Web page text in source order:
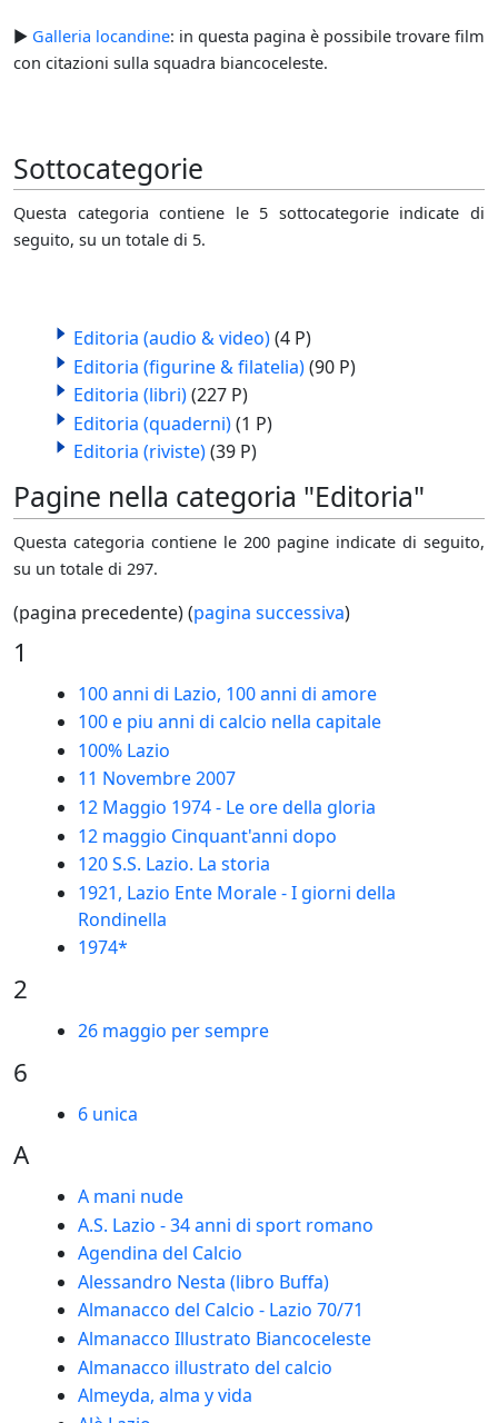
► Galleria locandine: in questa pagina è possibile trovare film
con citazioni sulla squadra biancoceleste.
Sottocategorie
Questa categoria contiene le 5 sottocategorie indicate di
seguito, su un totale di 5.
Editoria (audio & video)(4 P)
Editoria (figurine & filatelia)(90 P)
Editoria (libri)(227 P)
Editoria (quaderni)(1 P)
Editoria (riviste)(39 P)
Pagine nella categoria "Editoria"
Questa categoria contiene le 200 pagine indicate di seguito,
su un totale di 297.
(pagina precedente) (pagina successiva)
1
100 anni di Lazio, 100 anni di amore
100 e piu anni di calcio nella capitale
100% Lazio
11 Novembre 2007
12 Maggio 1974 - Le ore della gloria
12 maggio Cinquant'anni dopo
120 S.S. Lazio. La storia
1921, Lazio Ente Morale - I giorni della
Rondinella
1974*
2
26 maggio per sempre
6
6 unica
A
A mani nude
A.S. Lazio - 34 anni di sport romano
Agendina del Calcio
Alessandro Nesta (libro Buffa)
Almanacco del Calcio - Lazio 70/71
Almanacco Illustrato Biancoceleste
Almanacco illustrato del calcio
Almeyda, alma y vida